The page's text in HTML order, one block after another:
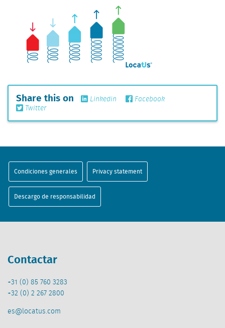
Share this on Linkedin
Facebook
Twitter
Condiciones generales Privacy statement
Descargo de responsabilidad
Contactar
+31 (0) 85 760 3283
+32 (0) 2 267 2800
es@locatus.com